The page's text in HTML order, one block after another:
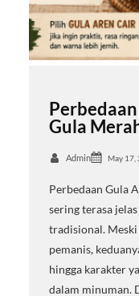
Gula
Admin May 17,
Perbedaan Gula
sering terasa
tradisional. Meski
pemanis,
hingga karakter
dalam minuman.